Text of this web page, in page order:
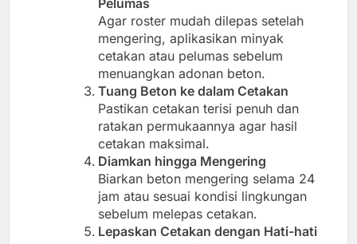
Pelumas
Agar roster mudah dilepas setelah
mengering, aplikasikan minyak
cetakan atau pelumas sebelum
menuangkan adonan beton.
Tuang Beton ke dalam Cetakan
Pastikan cetakan terisi penuh dan
ratakan permukaannya agar hasil
cetakan maksimal.
Diamkan hingga Mengering
Biarkan beton mengering selama 24
jam atau sesuai kondisi lingkungan
sebelum melepas cetakan.
Lepaskan Cetakan dengan Hati-hati